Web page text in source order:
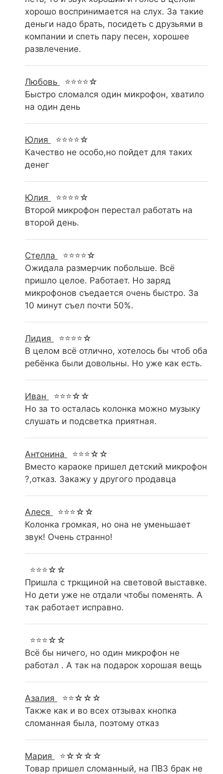
хорошо воспринимается на слух. За такие
деньги надо брать, посидеть с друзьями в
компании и спеть пару песен, хорошее
развлечение.
Любовь
⭐⭐⭐⭐☆
Быстро сломался один микрофон, хватило
на один день
Юлия
⭐⭐⭐⭐☆
Качество не особо,но пойдет для таких
денег
Юлия
⭐⭐⭐⭐☆
Второй микрофон перестал работать на
второй день.
Стелла
⭐⭐⭐⭐☆
Ожидала размерчик побольше. Всё
пришло целое. Работает. Но заряд
микрофонов съедается очень быстро. За
10 минут съел почти 50%.
Лидия
⭐⭐⭐⭐☆
В целом всё отлично, хотелось бы чтоб оба
ребёнка были довольны. Но уже как есть.
Иван
⭐⭐⭐☆☆
Но за то осталась колонка можно музыку
слушать и подсветка приятная.
Антонина
⭐⭐⭐☆☆
Вместо караоке пришел детский микрофон
?,отказ. Закажу у другого продавца
Алеся
⭐⭐⭐☆☆
Колонка громкая, но она не уменьшает
звук! Очень странно!
⭐⭐⭐☆☆
Пришла с тркщиной на световой выставке.
Но дети уже не отдали чтобы поменять. А
так работает исправно.
⭐⭐⭐☆☆
Всё бы ничего, но один микрофон не
работал . А так на подарок хорошая вещь
Азалия
⭐⭐☆☆☆
Также как и во всех отзывах кнопка
сломанная была, поэтому отказ
Мария
⭐☆☆☆☆
Товар пришел сломанный, на ПВЗ брак не